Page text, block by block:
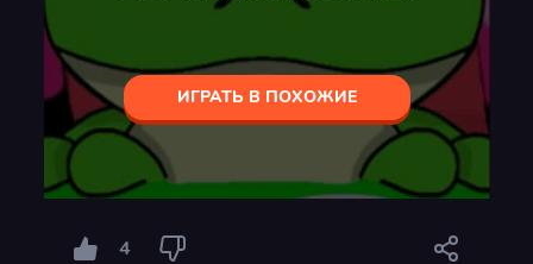
ИГРАТЬ В ПОХОЖИЕ
4